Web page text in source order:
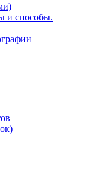
и способы.